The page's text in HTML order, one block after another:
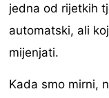
jedna od rijetkih
automatski, ali
mijenjati.
Kada smo mirni,